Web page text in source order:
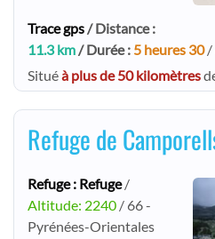
Trace gps / Distance :
11.3 km / Durée : 5 heures 30/
Situéà plus de 50 kilomètres
Refuge de
Refuge : Refuge/
Altitude: 2240 / 66 -
Pyrénées-Orientales